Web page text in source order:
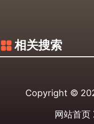
相关搜索
Copyright ©
网站首页